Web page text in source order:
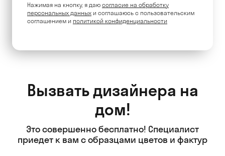
Нажимая на кнопку, я даю согласие на обработку
персональных данных и соглашаюсь c пользовательским
соглашением и политикой конфиденциальности
Вызвать дизайнера на
дом!
Это совершенно бесплатно! Специалист
приедет к вам с образцами цветов и фактур